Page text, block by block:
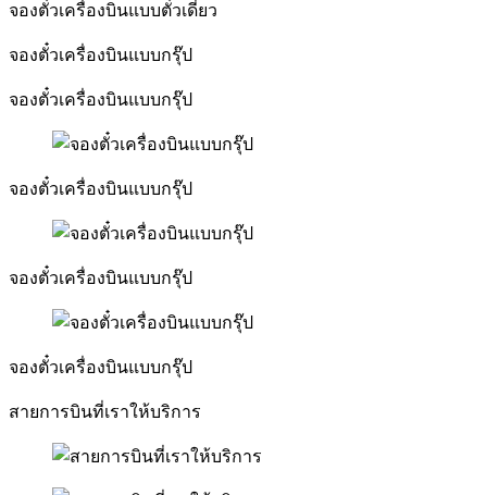
จองตั๋วเครื่องบินแบบตั๋วเดี่ยว
จองตั๋วเครื่องบินแบบกรุ๊ป
จองตั๋วเครื่องบินแบบกรุ๊ป
จองตั๋วเครื่องบินแบบกรุ๊ป
จองตั๋วเครื่องบินแบบกรุ๊ป
จองตั๋วเครื่องบินแบบกรุ๊ป
สายการบินที่เราให้บริการ